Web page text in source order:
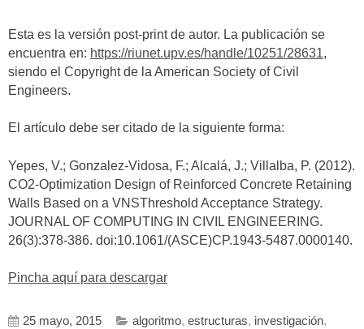
Esta es la versión post-print de autor. La publicación se
encuentra en: https://riunet.upv.es/handle/10251/28631,
siendo el Copyright de la American Society of Civil
Engineers.
El artículo debe ser citado de la siguiente forma:
Yepes, V.; Gonzalez-Vidosa, F.; Alcalá, J.; Villalba, P. (2012).
CO2-Optimization Design of Reinforced Concrete Retaining
Walls Based on a VNSThreshold Acceptance Strategy.
JOURNAL OF COMPUTING IN CIVIL ENGINEERING.
26(3):378-386. doi:10.1061/(ASCE)CP.1943-5487.0000140.
Pincha aquí para descargar
25 mayo, 2015 algoritmo, estructuras, investigación,